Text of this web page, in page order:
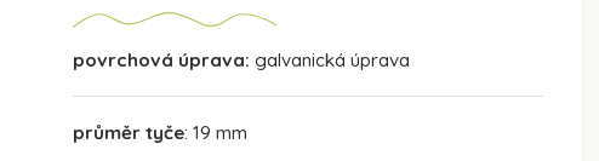
povrchová úprava: galvanická úprava
průměr tyče: 19 mm